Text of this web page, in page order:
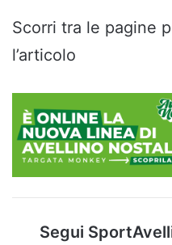
Scorri tra le pagine
l’articolo
Segui